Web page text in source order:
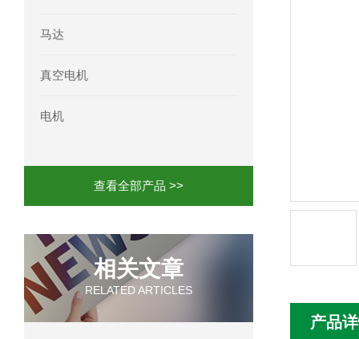
mini motor电机MC230P3T 20- B参数
AC-motoren交流电机FCA 132S-4/
AC-motoren交流电机ACM 160M-4参
马达
真空电机
电机
查看全部产品 >>
相关文章
RELATED ARTICLES
产品